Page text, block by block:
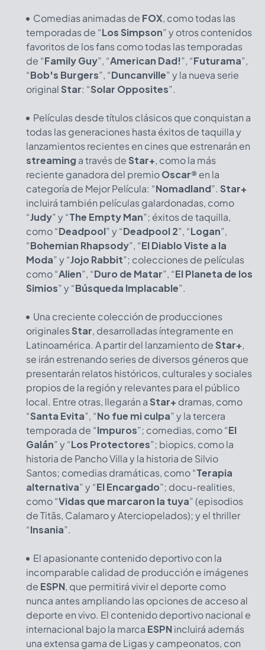
Comedias animadas de FOX, como todas las
temporadas de “Los Simpson” y otros contenidos
favoritos de los fans como todas las temporadas
de “Family Guy”, “American Dad!”, “Futurama”,
“Bob's Burgers”, “Duncanville” y la nueva serie
original Star: “Solar Opposites”.
Películas desde títulos clásicos que conquistan a
todas las generaciones hasta éxitos de taquilla y
lanzamientos recientes en cines que estrenarán en
streaming a través de Star+, como la más
reciente ganadora del premioOscar® en la
categoría de Mejor Película: “Nomadland”. Star+
incluirá también películas galardonadas, como
“Judy” y “The Empty Man”; éxitos de taquilla,
como “Deadpool” y “Deadpool 2”, “Logan”,
“Bohemian Rhapsody”, “El Diablo Viste a la
Moda” y “Jojo Rabbit”; colecciones de películas
como “Alien”, “Duro de Matar”, “El Planeta de los
Simios” y “Búsqueda Implacable”.
Una creciente colección de producciones
originalesStar, desarrolladas íntegramente en
Latinoamérica. A partir del lanzamiento de Star+,
se irán estrenando series de diversos géneros que
presentarán relatos históricos, culturales y sociales
propios de la región y relevantes para el público
local. Entre otras, llegarán a Star+ dramas, como
“Santa Evita”, “No fue mi culpa” y la tercera
temporada de “Impuros”; comedias, como “El
Galán” y “Los Protectores”; biopics, como la
historia de Pancho Villa y la historia de Silvio
Santos; comedias dramáticas, como “Terapia
alternativa” y “El Encargado”; docu-realities,
como “Vidas que marcaron la tuya” (episodios
de Titãs, Calamaro y Aterciopelados); y el thriller
“Insania”.
El apasionante contenido deportivo con la
incomparable calidad de producción e imágenes
de ESPN, que permitirá vivir el deporte como
nunca antes ampliando las opciones de acceso al
deporte en vivo. El contenido deportivo nacional e
internacional bajo la marca ESPNincluirá además
una extensa gama de Ligas y campeonatos, con